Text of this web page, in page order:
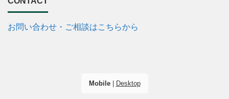
お問い合わせ・ご相談はこちらから
Mobile| Desktop